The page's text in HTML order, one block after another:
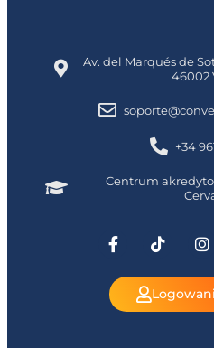
Av. del Marqués de
46002
+34
Centrum